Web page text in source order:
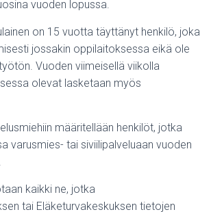
vuoden lopussa.
on 15 vuotta täyttänyt henkilö, joka
jossakin oppilaitoksessa eikä ole
Vuoden viimeisellä viikolla
olevat lasketaan myös
määritellään henkilöt, jotka
varusmies- tai siviilipalveluaan vuoden
kaikki ne, jotka
tai Eläketurvakeskuksen tietojen